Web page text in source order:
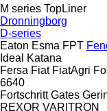
M series TopLiner
Dronningborg
D-series
Eaton Esma FPT
Ideal
Katana
Fersa Fiat FiatAgri
6640
Fortschritt Gates
REXOR VARITRON